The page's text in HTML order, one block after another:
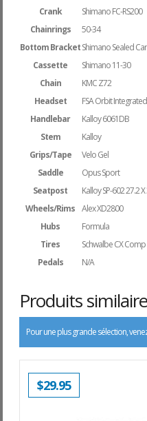
Crank
Shimano FC-RS200
Chainrings
50-34
Bottom BracketShimano Sealed
Cassette
Shimano 11-30
Chain
KMC Z72
Headset
FSA Orbit
Handlebar
Kalloy 6061DB
Stem
Kalloy
Grips/Tape
Velo Gel
Saddle
Opus Sport
Seatpost
Kalloy SP-602 27.2
Wheels/Rims Alex XD2800
Hubs
Formula
Tires
Schwalbe CX
Pedals
N/A
Produits
Pour une plus grande sélection,
$29.95